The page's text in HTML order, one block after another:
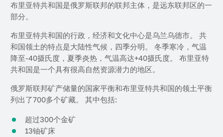
布里亚特共和国是俄罗斯联邦的联邦主体，是远东联邦区的一
部分。
布里亚特共和国的行政，经济和文化中心是乌兰乌德市。 共
和国领土的特点是大陆性气候，四季分明。 冬季寒冷，气温
降至-40摄氏度，夏季炎热，气温高达+40摄氏度。 布里亚特
共和国是一个具有很高自然资源潜力的地区。
俄罗斯联邦矿产储量的国家平衡和布里亚特共和国的领土平衡
列出了700多个矿藏。 其中包括:
超过300个金矿
13铀矿床